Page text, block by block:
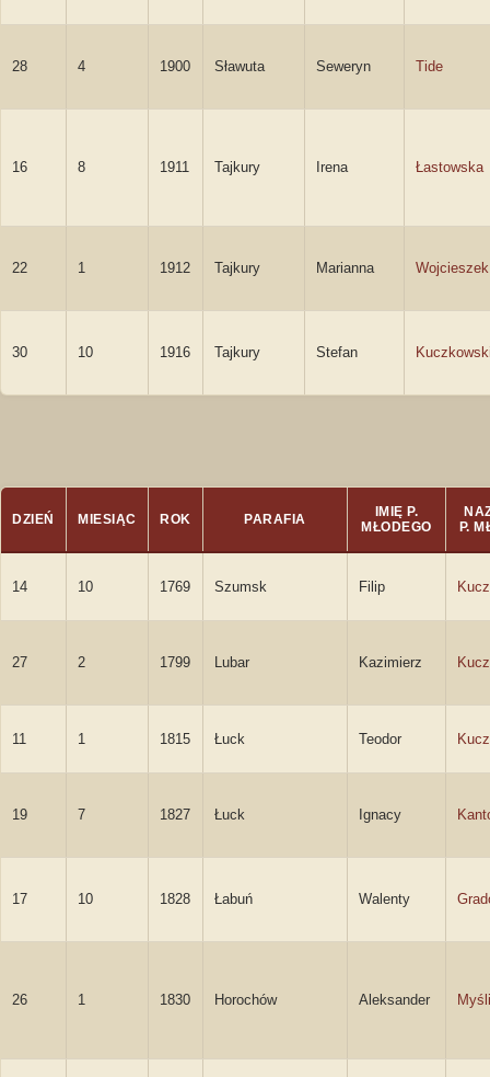
28 4 1900 Sławuta Seweryn Tide
16 8 1911 Tajkury Irena Łastowska
22 1 1912 Tajkury Marianna Wojcieszek
30 10 1916 Tajkury Stefan
DZIEŃ MIESIĄC ROK PARAFIA
IMIĘ P.
MŁODEGO
P.
14 10 1769 Szumsk Filip
27 2 1799 Lubar Kazimierz
11 1 1815 Łuck Teodor
19 7 1827 Łuck Ignacy
17 10 1828 Łabuń Walenty
26 1 1830 Horochów Aleksander